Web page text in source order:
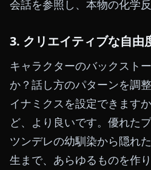
会話を参照し、本物の化学
3. クリエイティブな自由
キャラクターのバックスト
か？話し方のパターンを調
イナミクスを設定できます
ど、より良いです。優れた
ツンデレの幼馴染から隠れ
生まで、あらゆるものを作り